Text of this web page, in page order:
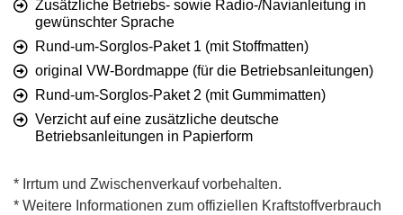
Zusätzliche Betriebs- sowie Radio-/Navianleitung in
gewünschter Sprache
Rund-um-Sorglos-Paket 1 (mit Stoffmatten)
original VW-Bordmappe (für die Betriebsanleitungen)
Rund-um-Sorglos-Paket 2 (mit Gummimatten)
Verzicht auf eine zusätzliche deutsche
Betriebsanleitungen in Papierform
* Irrtum und Zwischenverkauf vorbehalten.
* Weitere Informationen zum offiziellen Kraftstoffverbrauch